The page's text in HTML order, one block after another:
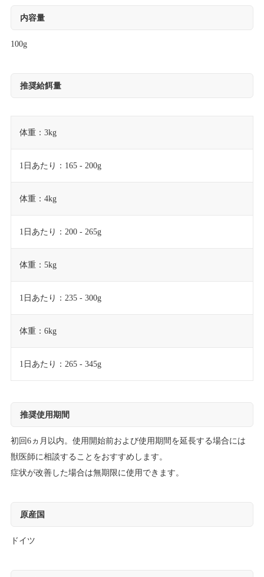
内容量
100g
推奨給餌量
体重：3kg
1日あたり：165 - 200g
体重：4kg
1日あたり：200 - 265g
体重：5kg
1日あたり：235 - 300g
体重：6kg
1日あたり：265 - 345g
推奨使用期間
初回6ヵ月以内。使用開始前および使用期間を延長する場合には
獣医師に相談することをおすすめします。
症状が改善した場合は無期限に使用できます。
原産国
ドイツ